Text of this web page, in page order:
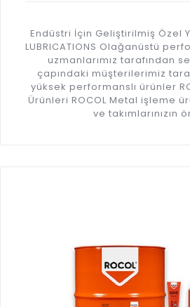
Endüstri İçin Geliştirilmiş Özel
LUBRICATIONS Olağanüstü
uzmanlarımız tarafından
çapındaki müşterilerimiz
yüksek performanslı ürünler
Ürünleri ROCOL Metal işleme
ve takımlarınızın